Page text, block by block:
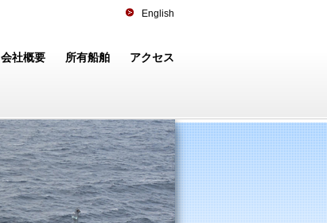
English
アクセス
所有船舶
会社概要